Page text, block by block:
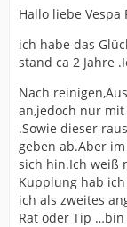
Hallo liebe Vespa
ich habe das
stand ca 2 Jahre
Nach
an,jedoch nur mit
.Sowie dieser
geben ab.Aber
sich hin.Ich weiß
Kupplung hab
ich als zweites
Rat oder Tip